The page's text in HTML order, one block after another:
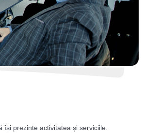
prezinte activitatea și serviciile.